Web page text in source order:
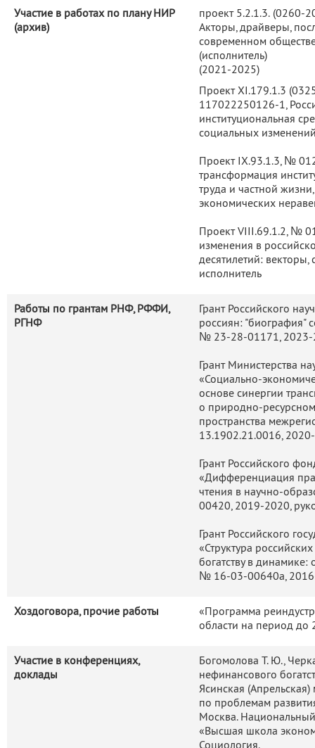
Участие в работах по плану НИР
(архив)
проект 5.2.1.3. (0260-
Акторы, драйверы,
современном
(исполнитель)
(2021-2025)
Проект XI.179.1.3
117022250126-1,
институциональная
социальных
Проект IX.93.1.3, №
трансформация
труда и частной
экономических
Проект VIII.69.1.2, №
изменения в
десятилетий: векторы,
исполнитель
Работы по грантам РНФ, РФФИ,
РГНФ
Грант Российского
россиян: "биография"
№ 23-28-01171, 2023-
Грант Министерства
«Социально-
основе синергии
о природно-
пространства
13.1902.21.0016,
Грант Российского
«Дифференциация
чтения в научно-
00420, 2019-2020,
Грант Российского
«Структура
богатству в
№ 16-03-00640а,
Хоздоговора, прочие работы
«Программа
области на период до
Участие в конференциях,
доклады
Богомолова Т. Ю.,
нефинансового
Ясинская
по проблемам
Москва. Национальный
«Высшая школа
Социология.